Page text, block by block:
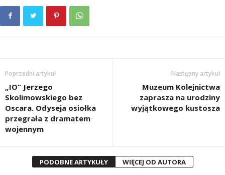
Poprzedni artykuł
„IO” Jerzego
Skolimowskiego bez
Oscara. Odyseja osiołka
przegrała z dramatem
wojennym
Następny artykuł
Muzeum Kolejnictwa
zaprasza na urodziny
wyjątkowego kustosza
PODOBNE ARTYKUŁY WIĘCEJ OD AUTORA